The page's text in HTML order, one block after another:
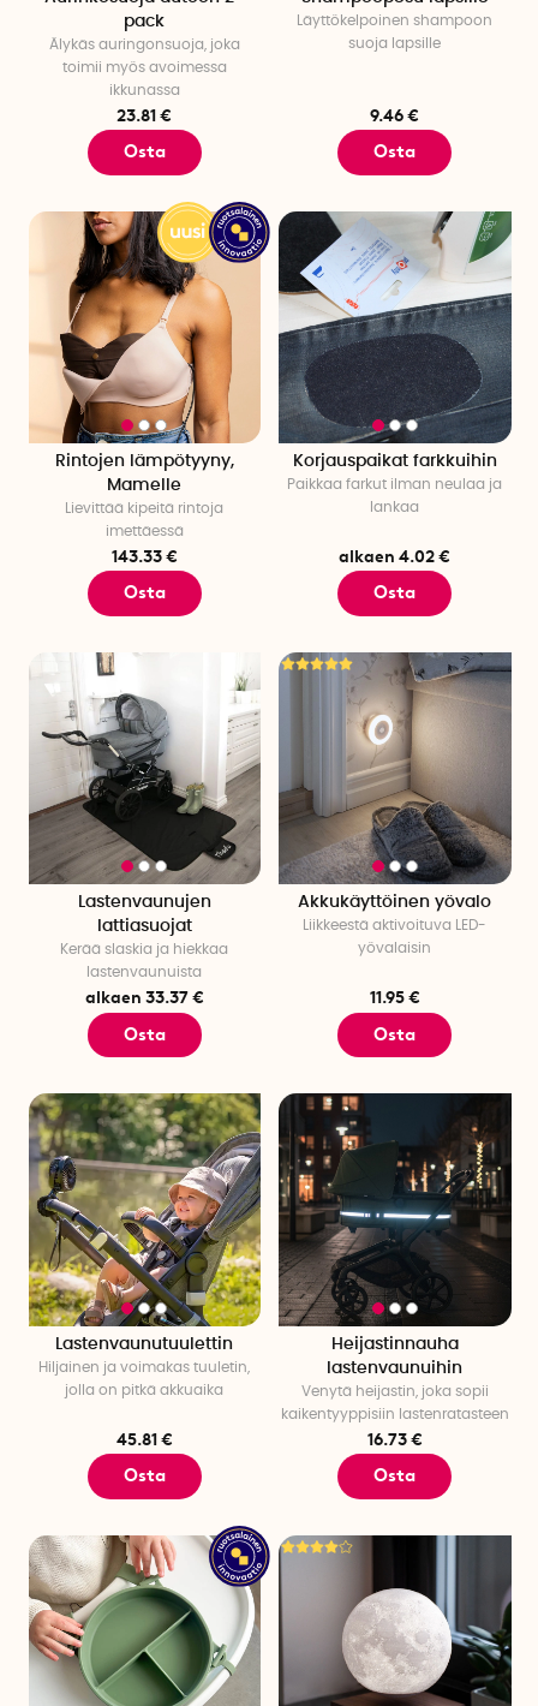
pack
Älykäs auringonsuoja, joka
toimii myös avoimessa
ikkunassa
23.81 €
Osta
Läyttökelpoinen shampoon
suoja lapsille
9.46 €
Osta
Rintojen lämpötyyny,
Mamelle
Lievittää kipeitä rintoja
imettäessä
143.33 €
Osta
Korjauspaikat farkkuihin
Paikkaa farkut ilman neulaa ja
lankaa
alkaen 4.02 €
Osta
Lastenvaunujen
lattiasuojat
Kerää slaskia ja hiekkaa
lastenvaunuista
alkaen 33.37 €
Osta
Akkukäyttöinen yövalo
Liikkeestä aktivoituva LED-
yövalaisin
11.95 €
Osta
Lastenvaunutuulettin
Hiljainen ja voimakas tuuletin,
jolla on pitkä akkuaika
45.81 €
Osta
Heijastinnauha
lastenvaunuihin
Venytä heijastin, joka sopii
kaikentyyppisiin lastenratasteen
16.73 €
Osta